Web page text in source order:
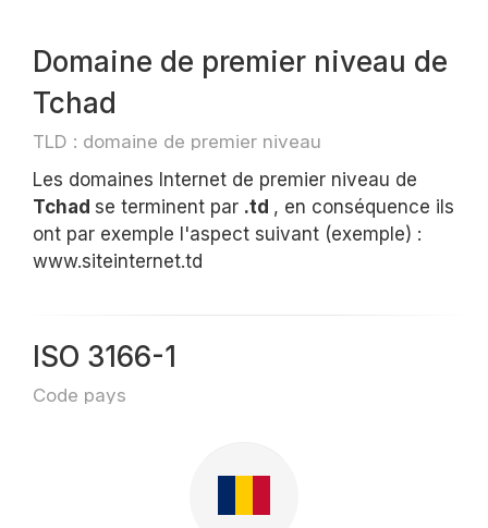
Domaine de premier niveau de
Tchad
TLD : domaine de premier niveau
Les domaines Internet de premier niveau de
Tchad se terminent par .td , en conséquence ils
ont par exemple l'aspect suivant (exemple) :
www.siteinternet.td
ISO 3166-1
Code pays